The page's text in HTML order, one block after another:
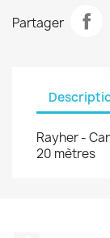
Partager
Rayher -
20 mètres